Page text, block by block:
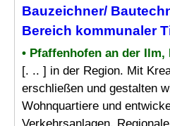
Bauzeichner/
Bereich kommunaler
• Pfaffenhofen an der Ilm,
[. .. ] in der Region. Mit
erschließen und gestalten
Wohnquartiere und